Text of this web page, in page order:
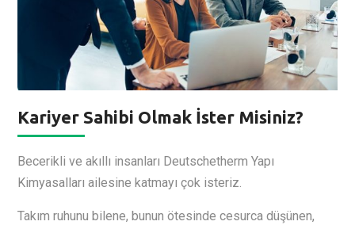
Kariyer Sahibi Olmak İster Misiniz?
Becerikli ve akıllı insanları Deutschetherm Yapı
Kimyasalları ailesine katmayı çok isteriz.
Takım ruhunu bilene, bunun ötesinde cesurca düşünen,